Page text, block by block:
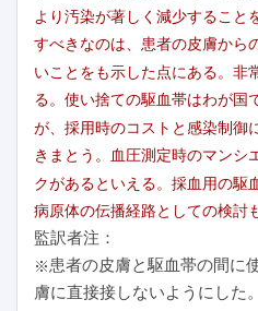
より汚染が著しく減少すること
すべきなのは、患者の皮膚から
いことをも示した点にある。非
る。使い捨ての駆血帯はわが国
が、採用時のコストと感染制御
きまとう。血圧測定時のマンシ
クがあるといえる。採血用の駆
病原体の伝播経路としての検討
監訳者注：
※患者の皮膚と駆血帯の間に
膚に直接接しないようにした。